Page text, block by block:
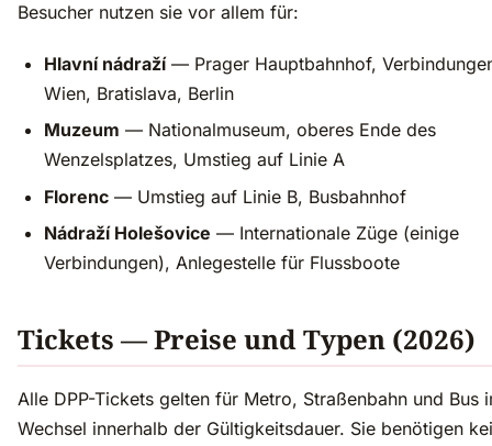
Besucher nutzen sie vor allem für:
Hlavní nádraží— Prager Hauptbahnhof,
Wien, Bratislava, Berlin
Muzeum — Nationalmuseum, oberes Ende des
Wenzelsplatzes, Umstieg auf Linie A
Florenc — Umstieg auf Linie B, Busbahnhof
Nádraží Holešovice — Internationale Züge (einige
Verbindungen), Anlegestelle für Flussboote
Tickets — Preise und Typen (2026)
Alle DPP-Tickets gelten für Metro, Straßenbahn und Bus
Wechsel innerhalb der Gültigkeitsdauer. Sie benötigen